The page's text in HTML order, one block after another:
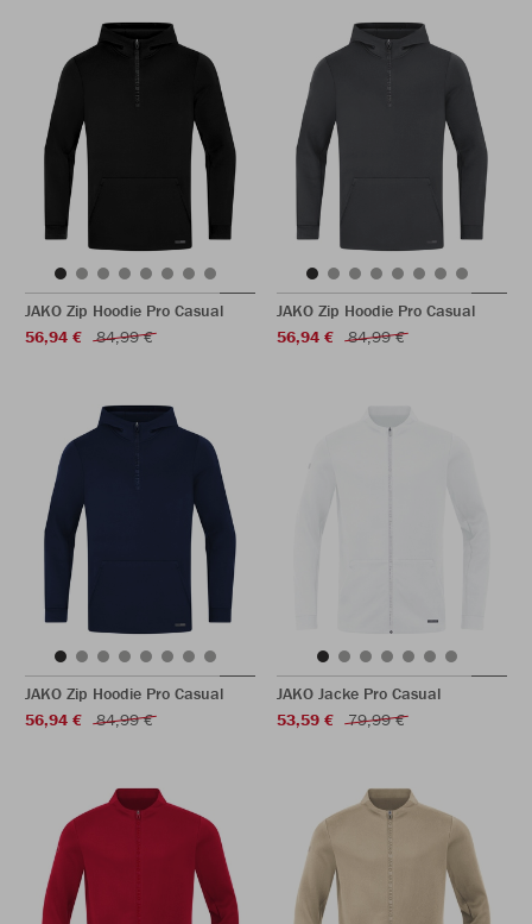
JAKO Zip Hoodie Pro Casual
56,94 €
84,99 €
JAKO Zip Hoodie Pro Casual
56,94 €
84,99 €
JAKO Zip Hoodie Pro Casual
56,94 €
84,99 €
JAKO Jacke Pro Casual
53,59 €
79,99 €